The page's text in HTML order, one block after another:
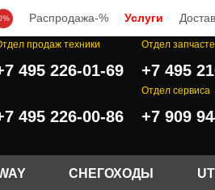
Распродажа-% Услуги
продаж техники
495 226-01-69
Отдел
+7 495
495 226-00-86
Отдел сервиса
+7 909
СНЕГОХОДЫ